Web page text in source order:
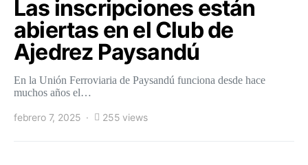
Las inscripciones están
abiertas en el Club de
Ajedrez Paysandú
En la Unión Ferroviaria de Paysandú funciona desde hace
muchos años el…
febrero 7, 2025 255 views